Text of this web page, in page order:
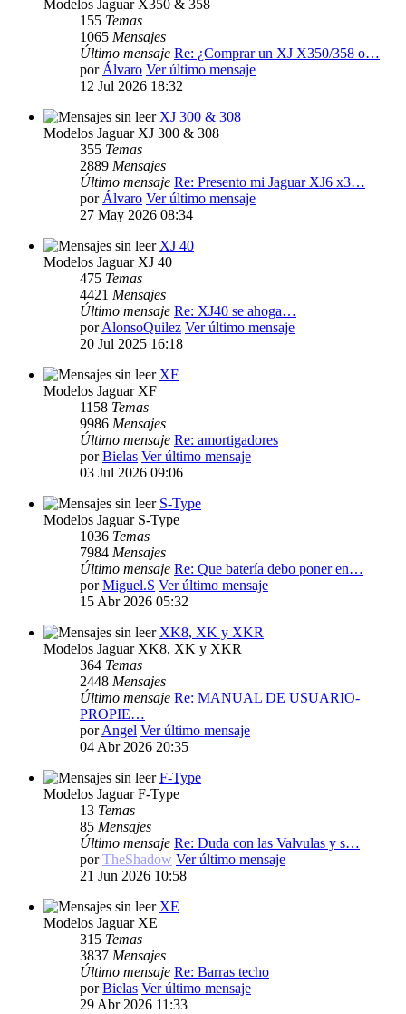
Modelos Jaguar X350 & 358
155 Temas
1065 Mensajes
Último mensaje Re: ¿Comprar un XJ X350/358 o…
porÁlvaro Ver último mensaje
12 Jul 2026 18:32
XJ 300 & 308
Modelos Jaguar XJ 300 & 308
355 Temas
2889 Mensajes
Último mensaje Re: Presento mi Jaguar XJ6 x3…
porÁlvaro Ver último mensaje
27 May 2026 08:34
XJ 40
Modelos Jaguar XJ 40
475 Temas
4421 Mensajes
Último mensaje Re: XJ40 se ahoga…
porAlonsoQuilez Ver último mensaje
20 Jul 2025 16:18
XF
Modelos Jaguar XF
1158 Temas
9986 Mensajes
Último mensaje Re: amortigadores
porBielas Ver último mensaje
03 Jul 2026 09:06
S-Type
Modelos Jaguar S-Type
1036 Temas
7984 Mensajes
Último mensaje Re: Que batería debo poner en…
porMiguel.S Ver último mensaje
15 Abr 2026 05:32
XK8, XK y XKR
Modelos Jaguar XK8, XK y XKR
364 Temas
2448 Mensajes
Último mensaje Re: MANUAL DE USUARIO-
PROPIE…
porAngel Ver último mensaje
04 Abr 2026 20:35
F-Type
Modelos Jaguar F-Type
13 Temas
85 Mensajes
Último mensaje Re: Duda con las Valvulas y s…
porTheShadow Ver último mensaje
21 Jun 2026 10:58
XE
Modelos Jaguar XE
315 Temas
3837 Mensajes
Último mensaje Re: Barras techo
porBielas Ver último mensaje
29 Abr 2026 11:33